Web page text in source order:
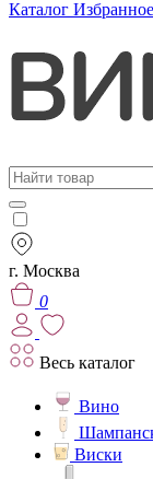
Каталог Избранное
г. Москва
0
Весь каталог
Вино
Виски